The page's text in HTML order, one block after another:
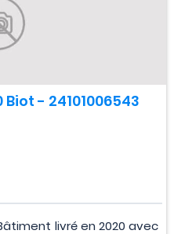
- 24101006543
livré en 2020 avec